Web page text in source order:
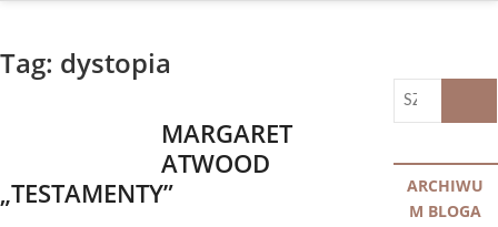
Tag: dystopia
MARGARET
ATWOOD
„TESTAMENTY”
ARCHIWU
M BLOGA